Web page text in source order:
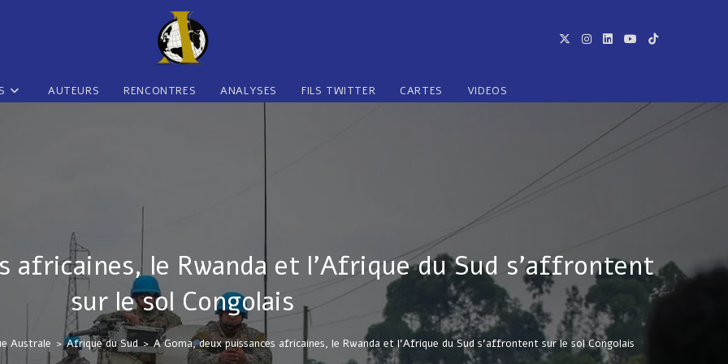
AUTEURS RENCONTRES ANALYSES FILS TWITTER CARTES VIDEOS
africaines, le Rwanda et l’Afrique du Sud s’affrontent
sur le sol Congolais
Australe > Afrique du Sud > A Goma, deux puissances africaines, le Rwanda et l’Afrique du Sud s’affrontent sur le sol Congolais